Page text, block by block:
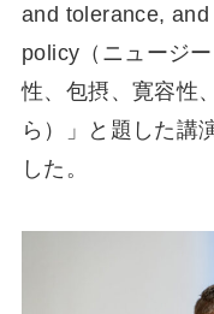
and tolerance,
policy（ニュージ
性、包摂、寛容性
ら）」と題した講
した。